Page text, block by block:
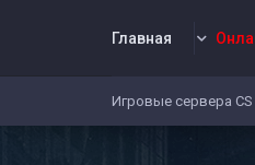
Главная
Игровые сервера CS